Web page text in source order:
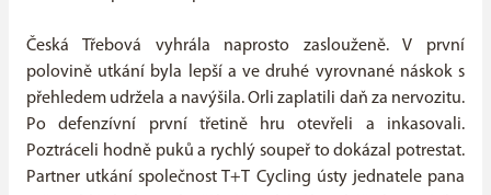
Česká Třebová vyhrála naprosto zaslouženě. V první
polovině utkání byla lepší a ve druhé vyrovnané náskok s
přehledem udržela a navýšila. Orli zaplatili daň za nervozitu.
Po defenzívní první třetině hru otevřeli a inkasovali.
Poztráceli hodně puků a rychlý soupeř to dokázal potrestat.
Partner utkání společnost T+T Cycling ústy jednatele pana